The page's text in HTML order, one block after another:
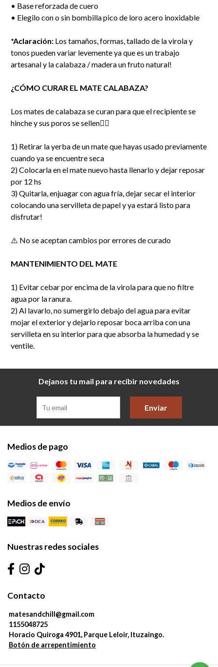
• Base reforzada de cuero
• Elegilo con o sin bombilla pico de loro acero inoxidable
*Aclaración: Los tamaños, formas, tallado de la virola y
tonos pueden variar levemente ya que es un trabajo
artesanal y la calabaza / madera un fruto natural!
¿CÓMO CURAR EL MATE CALABAZA?
Los mates de calabaza se curan para que el recipiente se
hinche y sus poros se sellen👇🏻
1) Retirar la yerba de un mate que hayas usado previamente
cuando ya se encuentre seca
2) Colocarla en el mate nuevo hasta llenarlo y dejar reposar
por 12 hs
3) Quitarla, enjuagar con agua fría, dejar secar el interior
colocando una servilleta de papel y ya estará listo para
disfrutar!
⚠️ No se aceptan cambios por errores de curado
MANTENIMIENTO DEL MATE
1) Evitar cebar por encima de la virola para que no filtre
agua por la ranura.
2) Al lavarlo, no sumergirlo debajo del agua para evitar
mojar el exterior y dejarlo reposar boca arriba con una
servilleta en su interior para que absorba la humedad y se
ventile.
Dejanos tu mail para recibir novedades
Enviar
Medios de pago
Medios de envío
Nuestras redes sociales
Contacto
matesandchill@gmail.com
1155048725
Horacio Quiroga 4901, Parque Leloir, Ituzaingo.
Botón de arrepentimiento